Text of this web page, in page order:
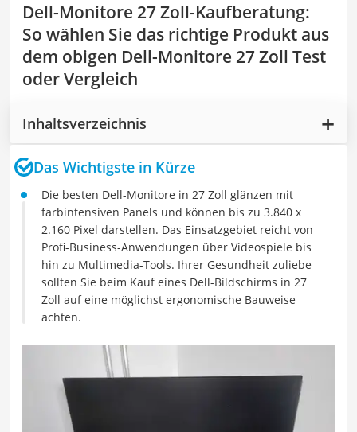
Dell-Monitore 27 Zoll-Kaufberatung:
So wählen Sie das richtige Produkt aus
dem obigen Dell-Monitore 27 Zoll Test
oder Vergleich
Inhaltsverzeichnis
Das Wichtigste in Kürze
Die besten Dell-Monitore in 27 Zoll glänzen mit
farbintensiven Panels und können bis zu 3.840 x
2.160 Pixel darstellen. Das Einsatzgebiet reicht von
Profi-Business-Anwendungen über Videospiele bis
hin zu Multimedia-Tools. Ihrer Gesundheit zuliebe
sollten Sie beim Kauf eines Dell-Bildschirms in 27
Zoll auf eine möglichst ergonomische Bauweise
achten.